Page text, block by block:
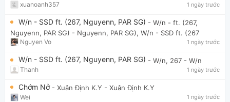
xuanoanh357 1 ngày trước
W/n - SSD ft. (267, Nguyenn, PAR SG) - W/n - ft. (267,
Nguyenn, PAR SG) - Nguyenn, PAR SG), W/n - SSD ft. (267
Nguyen Vo 1 ngày trước
W/n - SSD ft. (267, Nguyenn, PAR SG) - W/n, 267 - W/n
Thanh 1 ngày trước
Chớm Nở - Xuân Định K.Y - Xuân Định K.Y
Wei 1 ngày trước